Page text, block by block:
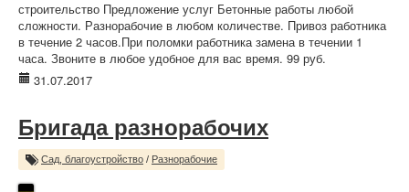
строительство Предложение услуг Бетонные работы любой
сложности. Разнорабочие в любом количестве. Привоз работника
в течение 2 часов.При поломки работника замена в течении 1
часа. Звоните в любое удобное для вас время. 99 руб.
31.07.2017
Бригада разнорабочих
Сад, благоустройство / Разнорабочие